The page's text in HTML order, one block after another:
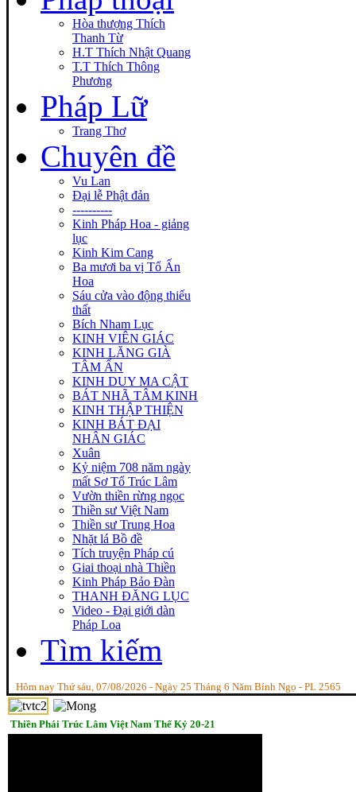
Hòa thượng Thích
Thanh Từ
H.T Thích Nhật Quang
T.T Thích Thông
Phương
Pháp Lữ
Trang Thơ
Chuyên đề
Vu Lan
Đại lễ Phật đản
----------
Kinh Pháp Hoa - giảng
lục
Kinh Kim Cang
Ba mươi ba vị Tổ Ấn
Hoa
Sáu cửa vào động thiếu
thất
Bích Nham Lục
KINH VIÊN GIÁC
KINH LĂNG GIÀ
TÂM ẤN
KINH DUY MA CẬT
BÁT NHÃ TÂM KINH
KINH THẬP THIỆN
KINH BÁT ĐẠI
NHÂN GIÁC
Xuân
Kỷ niệm 708 năm ngày
mất Sơ Tổ Trúc Lâm
Vườn thiền rừng ngọc
Thiền sư Việt Nam
Thiền sư Trung Hoa
Nhặt lá Bồ đề
Tích truyện Pháp cú
Giai thoại nhà Thiền
Kinh Pháp Bảo Đàn
THANH ĐĂNG LỤC
Video - Đại giới dàn
Pháp Loa
Tìm kiếm
Hôm nay Thứ sáu, 07/08/2026 - Ngày 25 Tháng 6 Năm Bính Ngọ - PL 2565
Thiền Phái Trúc Lâm Việt Nam Thế Kỷ 20-21